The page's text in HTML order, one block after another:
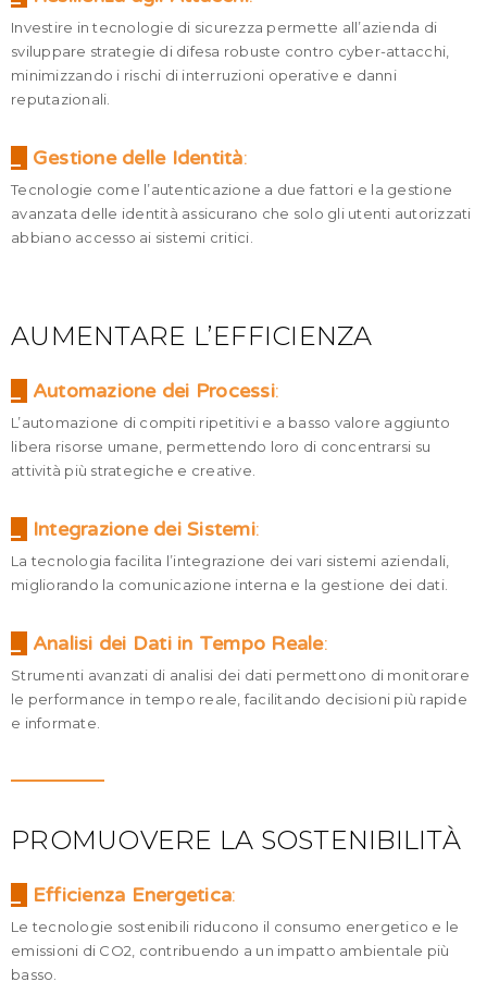
Investire in tecnologie di sicurezza permette all’azienda di
sviluppare strategie di difesa robuste contro cyber-attacchi,
minimizzando i rischi di interruzioni operative e danni
reputazionali.
Gestione delle Identità:
Tecnologie come l’autenticazione a due fattori e la gestione
avanzata delle identità assicurano che solo gli utenti autorizzati
abbiano accesso ai sistemi critici.
AUMENTARE L’EFFICIENZA
Automazione dei Processi:
L’automazione di compiti ripetitivi e a basso valore aggiunto
libera risorse umane, permettendo loro di concentrarsi su
attività più strategiche e creative.
Integrazione dei Sistemi:
La tecnologia facilita l’integrazione dei vari sistemi aziendali,
migliorando la comunicazione interna e la gestione dei dati.
Analisi dei Dati in Tempo Reale:
Strumenti avanzati di analisi dei dati permettono di monitorare
le performance in tempo reale, facilitando decisioni più rapide
e informate.
PROMUOVERE LA SOSTENIBILITÀ
Efficienza Energetica:
Le tecnologie sostenibili riducono il consumo energetico e le
emissioni di CO2, contribuendo a un impatto ambientale più
basso.